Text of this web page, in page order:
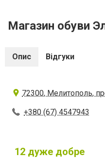
Магазин обуви
Опис Відгуки
72300, Мелитополь,
+380 (67) 4547943
12 дуже добре